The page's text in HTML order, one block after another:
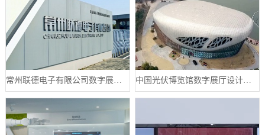
常州联德电子有限公司数字展厅设计案例 中国光伏博览馆数字展厅设计案例